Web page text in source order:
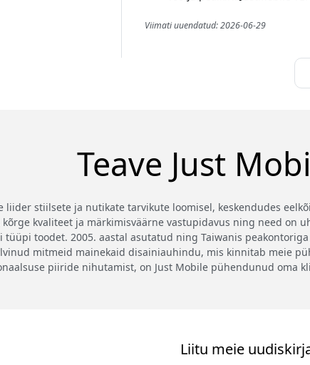
Viimati uuendatud: 2026-06-29
Teave Just
liider stiilsete ja nutikate tarvikute loomisel, keskendudes
kvaliteet ja märkimisväärne vastupidavus ning need on
toodet. 2005. aastal asutatud ning Taiwanis
mitmeid mainekaid disainiauhindu, mis kinnitab meie
piiride nihutamist, on Just Mobile pühendunud oma
Liitu meie